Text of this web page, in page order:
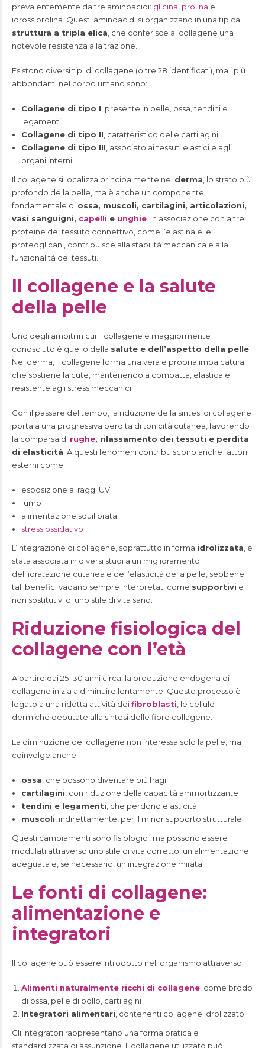
prevalentemente da tre aminoacidi: glicina prolina e
idrossiprolina. Questi aminoacidi si organizzano in una tipica
struttura a tripla elica , che conferisce al collagene una
notevole resistenza alla trazione.
Esistono diversi tipi di collagene (oltre 28 identificati), ma i più
abbondanti nel corpo umano sono:
Collagene di tipo I , presente in pelle, ossa, tendini e
legamenti
Collagene di tipo II , caratteristico delle cartilagini
Collagene di tipo III , associato ai tessuti elastici e agli
organi interni
Il collagene si localizza principalmente nel derma , lo strato più
profondo della pelle, ma è anche un componente
fondamentale di ossa, muscoli, cartilagini, articolazioni,
vasi sanguigni, capelli e unghie . In associazione con altre
proteine del tessuto connettivo, come l’elastina e le
proteoglicani, contribuisce alla stabilità meccanica e alla
funzionalità dei tessuti.
Il collagene e la salute
della pelle
Uno degli ambiti in cui il collagene è maggiormente
conosciuto è quello della salute e dell’aspetto della pelle
Nel derma, il collagene forma una vera e propria impalcatura
che sostiene la cute, mantenendola compatta, elastica e
resistente agli stress meccanici.
Con il passare del tempo, la riduzione della sintesi di collagene
porta a una progressiva perdita di tonicità cutanea, favorendo
la comparsa di rughe, rilassamento dei tessuti e perdita
di elasticità . A questi fenomeni contribuiscono anche fattori
esterni come:
esposizione ai raggi UV
fumo
alimentazione squilibrata
stress ossidativo
L’integrazione di collagene, soprattutto in forma idrolizzata , è
stata associata in diversi studi a un miglioramento
dell’idratazione cutanea e dell’elasticità della pelle, sebbene
tali benefici vadano sempre interpretati come supportivi e
non sostitutivi di uno stile di vita sano.
Riduzione fisiologica del
collagene con l’età
A partire dai 25–30 anni circa, la produzione endogena di
collagene inizia a diminuire lentamente. Questo processo è
legato a una ridotta attività deifibroblasti , le cellule
dermiche deputate alla sintesi delle fibre collagene.
La diminuzione del collagene non interessa solo la pelle, ma
coinvolge anche:
ossa , che possono diventare più fragili
cartilagini , con riduzione della capacità ammortizzante
tendini e legamenti , che perdono elasticità
muscoli , indirettamente, per il minor supporto strutturale
Questi cambiamenti sono fisiologici, ma possono essere
modulati attraverso uno stile di vita corretto, un’alimentazione
adeguata e, se necessario, un’integrazione mirata.
Le fonti di collagene:
alimentazione e
integratori
Il collagene può essere introdotto nell’organismo attraverso:
Alimenti naturalmente ricchi di collagene, come brodo
di ossa, pelle di pollo, cartilagini
Integratori alimentari , contenenti collagene idrolizzato
Gli integratori rappresentano una forma pratica e
standardizzata di assunzione. Il collagene utilizzato può